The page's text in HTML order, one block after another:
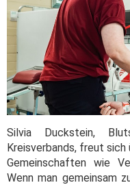
Silvia Duckstein,
Kreisverbands, freut sich
Gemeinschaften wie
Wenn man gemeinsam